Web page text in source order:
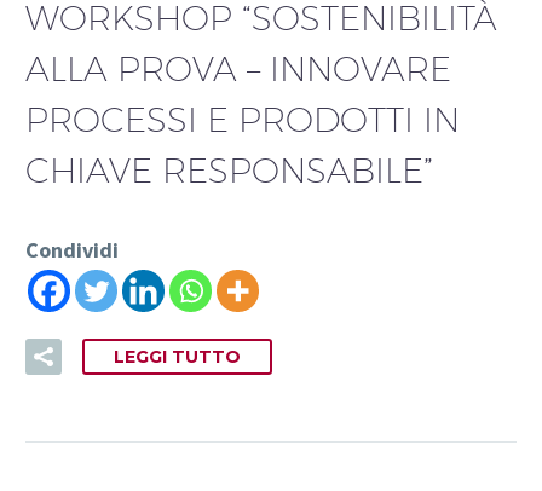
WORKSHOP “SOSTENIBILITÀ
ALLA PROVA – INNOVARE
PROCESSI E PRODOTTI IN
CHIAVE RESPONSABILE”
Condividi
LEGGI TUTTO